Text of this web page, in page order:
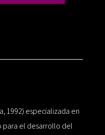
1992) especializada en
para el desarrollo del